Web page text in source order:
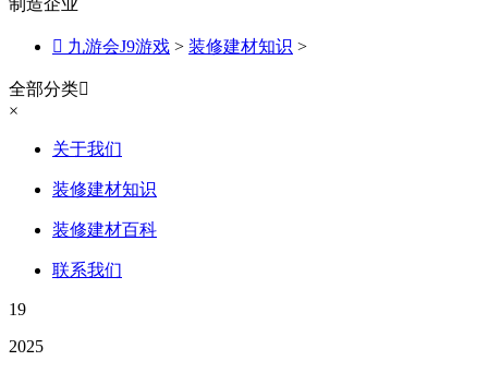
制造企业
 九游会J9游戏 > 装修建材知识 >
全部分类
×
关于我们
装修建材知识
装修建材百科
联系我们
19
2025